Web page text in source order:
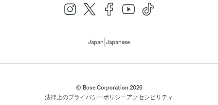
Japan Japanese
© Bose Corporation 2026
法律上のプライバシーポリシーアクセシビリティ